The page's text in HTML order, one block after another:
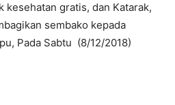
kesehatan gratis, dan Katarak,
sembako kepada
Pada Sabtu (8/12/2018)